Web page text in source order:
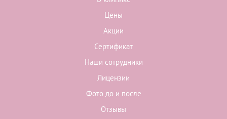
Цены
Акции
Сертификат
Наши сотрудники
Лицензии
Фото до и после
Отзывы